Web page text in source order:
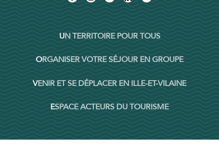
UN TERRITOIRE POUR TOUS
ORGANISER VOTRE SÉJOUR EN GROUPE
VENIR ET SE DÉPLACER EN ILLE-ET-VILAINE
ESPACE ACTEURS DU TOURISME